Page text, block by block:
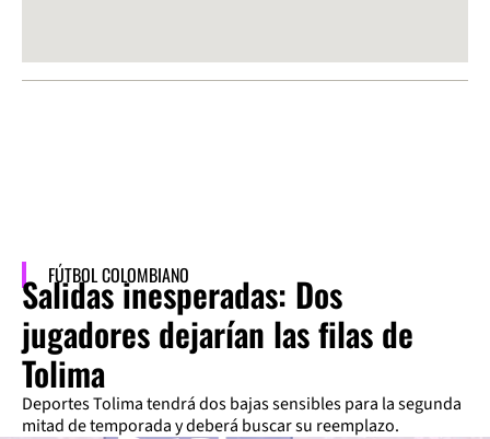
FÚTBOL COLOMBIANO
Salidas inesperadas: Dos
jugadores dejarían las filas de
Tolima
Deportes Tolima tendrá dos bajas sensibles para la segunda
mitad de temporada y deberá buscar su reemplazo.